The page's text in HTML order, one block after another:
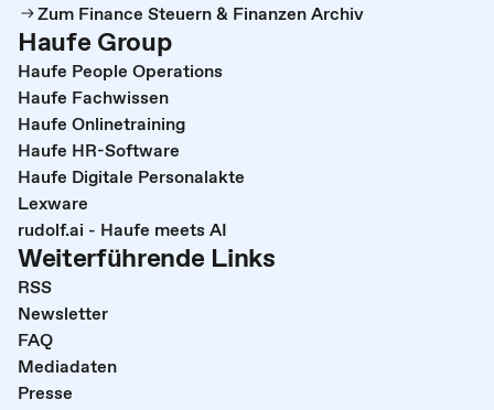
Zum Finance Steuern & Finanzen Archiv
Haufe Group
Haufe People Operations
Haufe Fachwissen
Haufe Onlinetraining
Haufe HR-Software
Haufe Digitale Personalakte
Lexware
rudolf.ai - Haufe meets AI
Weiterführende Links
RSS
Newsletter
FAQ
Mediadaten
Presse